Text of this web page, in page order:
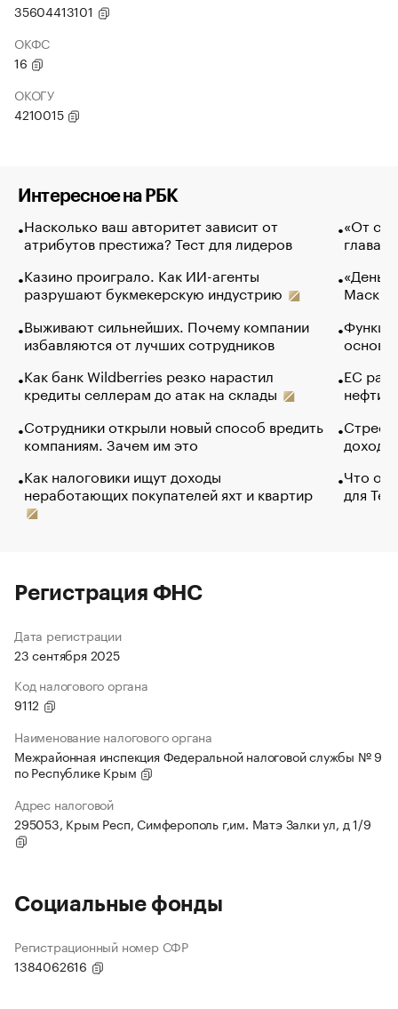
35604413101
ОКФС
16
ОКОГУ
4210015
Интересное на РБК
Насколько ваш авторитет зависит от
атрибутов престижа? Тест для лидеров
Казино проиграло. Как ИИ-агенты
разрушают букмекерскую индустрию
Выживают сильнейших. Почему компании
избавляются от лучших сотрудников
Как банк Wildberries резко нарастил
кредиты селлерам до атак на склады
Сотрудники открыли новый способ вредить
компаниям. Зачем им это
Как налоговики ищут доходы
неработающих покупателей яхт и квартир
«От
глава
Маск в
основ
ЕС
нефти
Что
для
Регистрация ФНС
Дата регистрации
23 сентября 2025
Код налогового органа
9112
Наименование налогового органа
Межрайонная инспекция Федеральной налоговой службы № 9
по Республике Крым
Адрес налоговой
295053, Крым Респ, Симферополь г,им. Матэ Залки ул, д 1/9
Социальные фонды
Регистрационный номер СФР
1384062616